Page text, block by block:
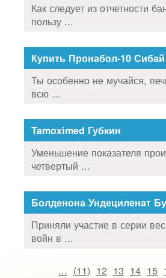
Как следует из отчетности
пользу ...
Купить Пронабол-10 Сибай
Ты особенно не мучайся,
всю ...
Tamoximed Губкин
Уменьшение показателя
четвертый ...
Болденона Ундециленат
Приняли участие в серии
войн в ...
... (11) 12 13 14 15